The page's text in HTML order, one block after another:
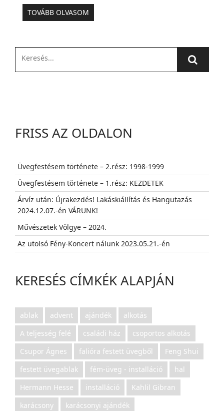
TOVÁBB OLVASOM
FRISS AZ OLDALON
Üvegfestésem története – 2.rész: 1998-1999
Üvegfestésem története – 1.rész: KEZDETEK
Árvíz után: Újrakezdés! Lakáskiállítás és Hangutazás
2024.12.07.-én VÁRUNK!
Művészetek Völgye – 2024.
Az utolsó Fény-Koncert nálunk 2023.05.21.-én
KERESÉS CÍMKÉK ALAPJÁN
ablak advent ajándék
alkotás
A teljesség felé
családi ház
csoportos alkotás
Csupor Ágnes
falióra festett üvegből
Feng Shui
festett üvegablak
fém-üveg - installáció
hal
Hermann Hesse
installáció
Kahlil Gibran
karácsony
karácsonyi ajándék